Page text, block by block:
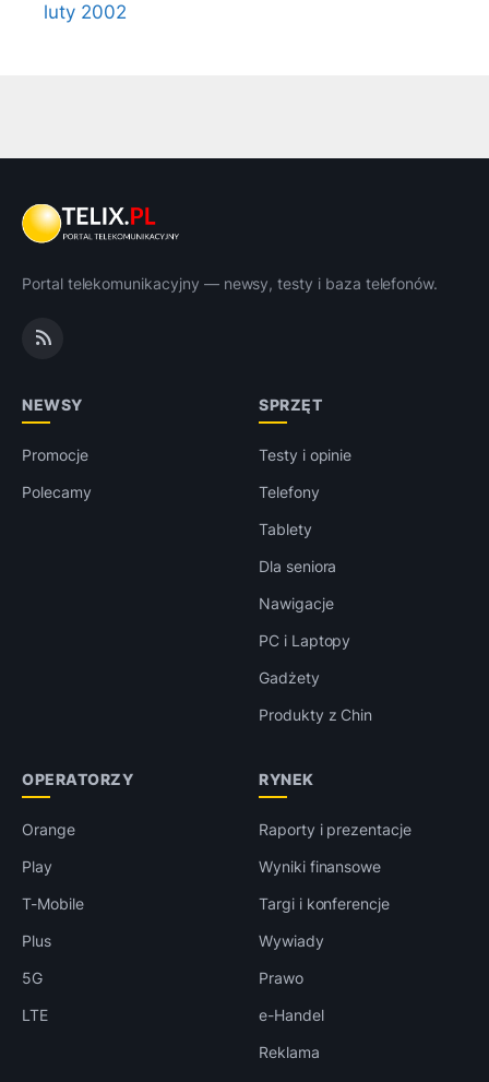
luty 2002
Portal telekomunikacyjny — newsy, testy i baza telefonów.
NEWSY
Promocje
Polecamy
SPRZĘT
Testy i opinie
Telefony
Tablety
Dla seniora
Nawigacje
PC i Laptopy
Gadżety
Produkty z Chin
OPERATORZY
Orange
Play
T-Mobile
Plus
5G
LTE
RYNEK
Raporty i prezentacje
Wyniki finansowe
Targi i konferencje
Wywiady
Prawo
e-Handel
Reklama